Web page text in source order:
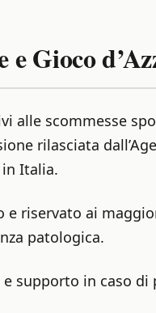
e Gioco
alle scommesse
rilasciata
Italia.
e riservato ai
patologica.
supporto in caso